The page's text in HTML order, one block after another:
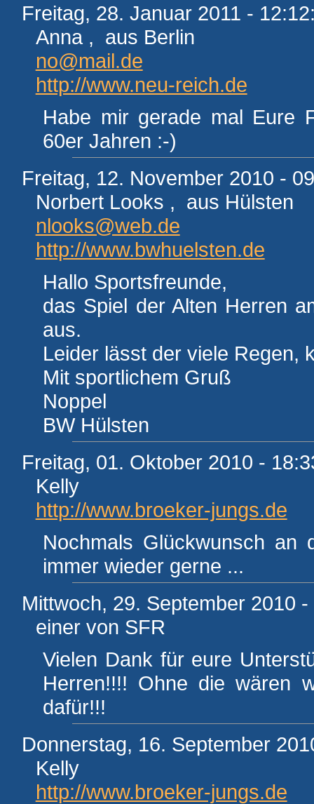
Freitag, 28. Januar 2011 -
Anna , aus Berlin
no@mail.de
http://www.neu-reich.de
Habe mir gerade mal Eure
60er Jahren :-)
Freitag, 12. November 2010 -
Norbert Looks , aus Hülsten
nlooks@web.de
http://www.bwhuelsten.de
Hallo Sportsfreunde,
das Spiel der Alten Herren
aus.
Leider lässt der viele Regen,
Mit sportlichem Gruß
Noppel
BW Hülsten
Freitag, 01. Oktober 2010 -
Kelly
http://www.broeker-jungs.de
Nochmals Glückwunsch an
immer wieder gerne ...
Mittwoch, 29. September 2010
einer von SFR
Vielen Dank für eure
Herren!!!! Ohne die wären
dafür!!!
Donnerstag, 16. September
Kelly
http://www.broeker-jungs.de